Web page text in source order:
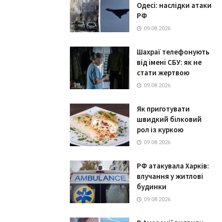
Одесі: наслідки атаки
РФ
09.08.2026
Шахраї телефонують
від імені СБУ: як не
стати жертвою
09.08.2026
Як приготувати
швидкий білковий
рол із куркою
09.08.2026
РФ атакувала Харків:
влучання у житлові
будинки
09.08.2026